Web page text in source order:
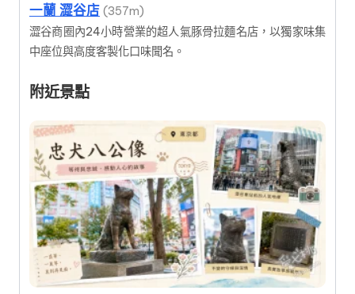
一蘭 澀谷店 (357m)
澀谷商圈內24小時營業的超人氣豚骨拉麵名店，以獨家味集
中座位與高度客製化口味聞名。
附近景點